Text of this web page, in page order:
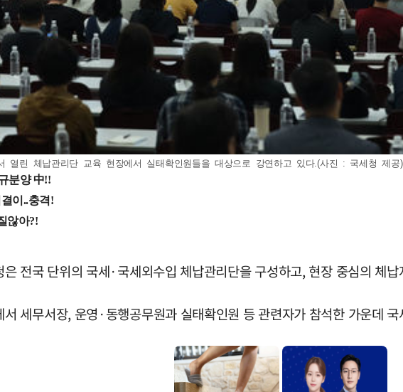
열린 체납관리단 교육 현장에서 실태확인원들을 대상으로 강연하고 있다.(사진 : 국세청 제
전국 단위의 국세·국세외수입 체납관리단을 구성하고, 현장 중심의 체
세무서장, 운영·동행공무원과 실태확인원 등 관련자가 참석한 가운데